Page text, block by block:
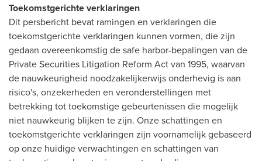
Toekomstgerichte verklaringen
Dit persbericht bevat ramingen en verklaringen die
toekomstgerichte verklaringen kunnen vormen, die zijn
gedaan overeenkomstig de safe harbor-bepalingen van de
Private Securities Litigation Reform Act van 1995, waarvan
de nauwkeurigheid noodzakelijkerwijs onderhevig is aan
risico's, onzekerheden en veronderstellingen met
betrekking tot toekomstige gebeurtenissen die mogelijk
niet nauwkeurig blijken te zijn. Onze schattingen en
toekomstgerichte verklaringen zijn voornamelijk gebaseerd
op onze huidige verwachtingen en schattingen van